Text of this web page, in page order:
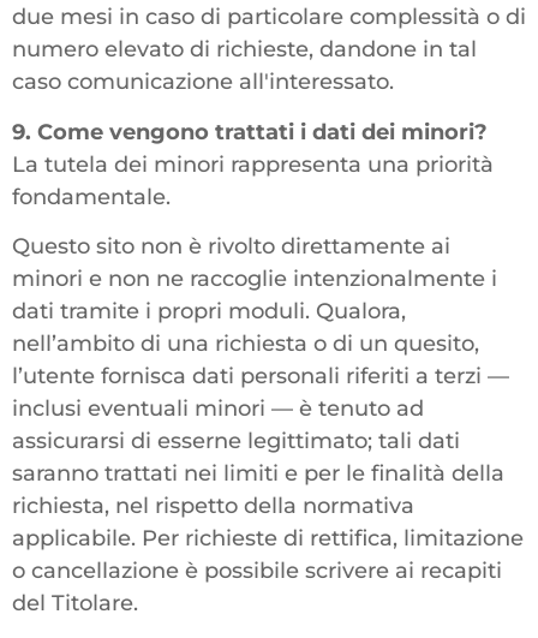
due mesi in caso di particolare complessità o di
numero elevato di richieste, dandone in tal
caso comunicazione all'interessato.
9. Come vengono trattati i dati dei minori?
La tutela dei minori rappresenta una priorità
fondamentale.
Questo sito non è rivolto direttamente ai
minori e non ne raccoglie intenzionalmente i
dati tramite i propri moduli. Qualora,
nell’ambito di una richiesta o di un quesito,
l’utente fornisca dati personali riferiti a terzi —
inclusi eventuali minori — è tenuto ad
assicurarsi di esserne legittimato; tali dati
saranno trattati nei limiti e per le finalità della
richiesta, nel rispetto della normativa
applicabile. Per richieste di rettifica, limitazione
o cancellazione è possibile scrivere ai recapiti
del Titolare.